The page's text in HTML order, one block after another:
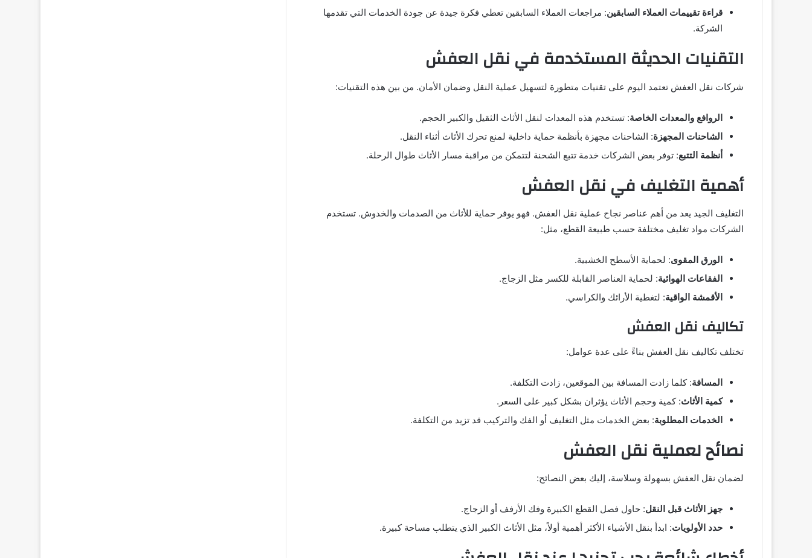
قراءة تقييمات العملاء السابقين: مراجعات العملاء السابقين تعطي فكرة جيدة عن جودة الخدمات التي تقدمها
الشركة.
التقنيات الحديثة المستخدمة في نقل العفش
شركات نقل العفش تعتمد اليوم على تقنيات متطورة لتسهيل عملية النقل وضمان الأمان. من بين هذه التقنيات:
الروافع والمعدات الخاصة: تستخدم هذه المعدات لنقل الأثاث الثقيل والكبير الحجم.
الشاحنات المجهزة: الشاحنات مجهزة بأنظمة حماية داخلية لمنع تحرك الأثاث أثناء النقل.
أنظمة التتبع: توفر بعض الشركات خدمة تتبع الشحنة لتتمكن من مراقبة مسار الأثاث طوال الرحلة.
أهمية التغليف في نقل العفش
التغليف الجيد يعد من أهم عناصر نجاح عملية نقل العفش. فهو يوفر حماية للأثاث من الصدمات والخدوش. تستخدم
الشركات مواد تغليف مختلفة حسب طبيعة القطع، مثل:
الورق المقوى: لحماية الأسطح الخشبية.
الفقاعات الهوائية: لحماية العناصر القابلة للكسر مثل الزجاج.
الأقمشة الواقية: لتغطية الأرائك والكراسي.
تكاليف نقل العفش
تختلف تكاليف نقل العفش بناءً على عدة عوامل:
المسافة: كلما زادت المسافة بين الموقعين، زادت التكلفة.
كمية الأثاث: كمية وحجم الأثاث يؤثران بشكل كبير على السعر.
الخدمات المطلوبة: بعض الخدمات مثل التغليف أو الفك والتركيب قد تزيد من التكلفة.
نصائح لعملية نقل العفش
لضمان نقل العفش بسهولة وسلاسة، إليك بعض النصائح:
جهز الأثاث قبل النقل: حاول فصل القطع الكبيرة وفك الأرفف أو الزجاج.
حدد الأولويات: ابدأ بنقل الأشياء الأكثر أهمية أولاً، مثل الأثاث الكبير الذي يتطلب مساحة كبيرة.